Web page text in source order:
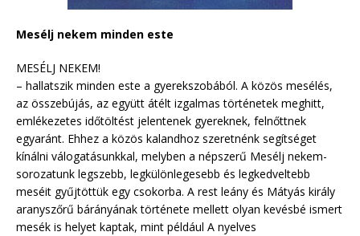
Mesélj nekem minden este
MESÉLJ NEKEM!
– hallatszik minden este a gyerekszobából. A közös mesélés,
az összebújás, az együtt átélt izgalmas történetek meghitt,
emlékezetes időtöltést jelentenek gyereknek, felnőttnek
egyaránt. Ehhez a közös kalandhoz szeretnénk segítséget
kínálni válogatásunkkal, melyben a népszerű Mesélj nekem-
sorozatunk legszebb, legkülönlegesebb és legkedveltebb
meséit gyűjtöttük egy csokorba. A rest leány és Mátyás király
aranyszőrű bárányának története mellett olyan kevésbé ismert
mesék is helyet kaptak, mint például A nyelves